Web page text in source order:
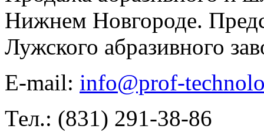
Нижнем Новгороде.
Лужского абразивного
E-mail: info@prof-
Тел.: (831) 291-38-86